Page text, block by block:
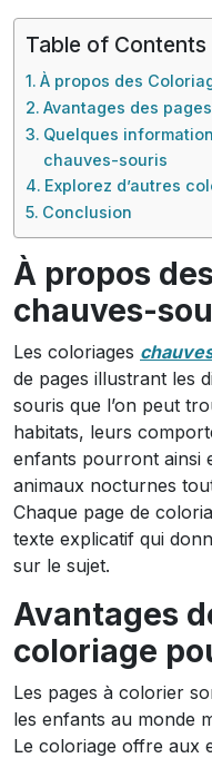
Table of Contents
À propos des
Avantages des
Quelques
chauves-souris
Explorez d’autres
Conclusion
À propos
chauves-
Les coloriages
de pages illustrant les
souris que l’on peut
habitats, leurs
enfants pourront ainsi
animaux nocturnes
Chaque page de
texte explicatif qui
sur le sujet.
Avantages
coloriage
Les pages à colorier
les enfants au monde
Le coloriage offre aux